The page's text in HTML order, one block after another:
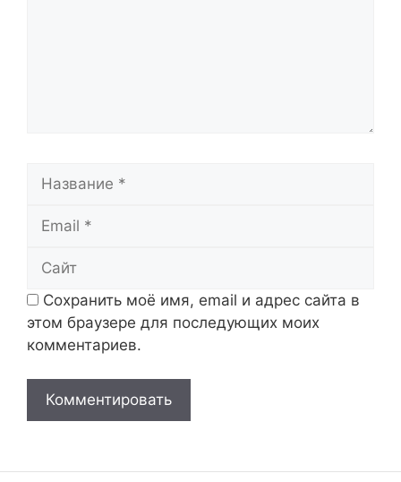
Сохранить моё имя, email и адрес сайта в
этом браузере для последующих моих
комментариев.